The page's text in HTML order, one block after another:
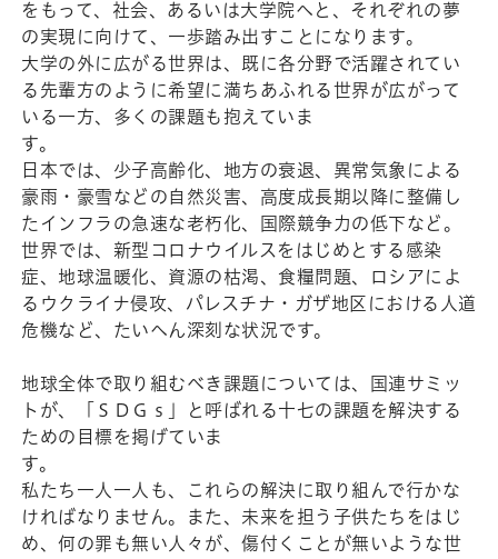
をもって、社会、あるいは大学院へと、それぞれの夢
の実現に向けて、一歩踏み出すことになります。
大学の外に広がる世界は、既に各分野で活躍されて い
る先輩方のように希望に満ちあふれる世界が広がって
いる一方、多くの課題も抱えていま
日本では、少子高齢化、地方の衰退、異常気象による
豪雨・豪雪などの自然災害、高度成長期以降に整備し
たインフラの急速な老朽化、国際競争力の低下など。
世界では、新型コロナウイルスをはじめとする感染
症、地球温暖化、資源の枯渇、食糧問題、ロシアによ
るウクライナ侵攻、パレスチナ・ガザ地区における人道
危機など、たいへん深刻な状況です。
地球全体で取り組むべき課題については、国連サミッ
トが、「ＳＤＧｓ」と呼ばれる十七の課題を解決する
ための目標を掲げていま
私たち一人一人も、これらの解決に取り組んで行かな
ければなりません。また、未来を担う子供たちをはじ
め、何の罪も無い人々が、傷付くことが無いような世